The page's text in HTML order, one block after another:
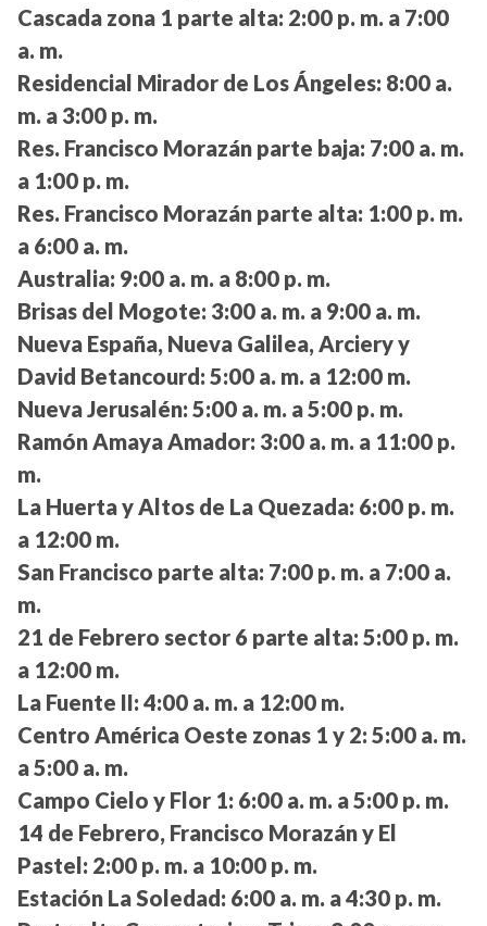
Cascada zona 1 parte alta: 2:00 p. m. a 7:00
a. m.
Residencial Mirador de Los Ángeles: 8:00 a.
m. a 3:00 p. m.
Res. Francisco Morazán parte baja: 7:00 a. m.
a 1:00 p. m.
Res. Francisco Morazán parte alta: 1:00 p. m.
a 6:00 a. m.
Australia: 9:00 a. m. a 8:00 p. m.
Brisas del Mogote: 3:00 a. m. a 9:00 a. m.
Nueva España, Nueva Galilea, Arciery y
David Betancourd: 5:00 a. m. a 12:00 m.
Nueva Jerusalén: 5:00 a. m. a 5:00 p. m.
Ramón Amaya Amador: 3:00 a. m. a 11:00 p.
m.
La Huerta y Altos de La Quezada: 6:00 p. m.
a 12:00 m.
San Francisco parte alta: 7:00 p. m. a 7:00 a.
m.
21 de Febrero sector 6 parte alta: 5:00 p. m.
a 12:00 m.
La Fuente II: 4:00 a. m. a 12:00 m.
Centro América Oeste zonas 1 y 2: 5:00 a. m.
a 5:00 a. m.
Campo Cielo y Flor 1: 6:00 a. m. a 5:00 p. m.
14 de Febrero, Francisco Morazán y El
Pastel: 2:00 p. m. a 10:00 p. m.
Estación La Soledad: 6:00 a. m. a 4:30 p. m.